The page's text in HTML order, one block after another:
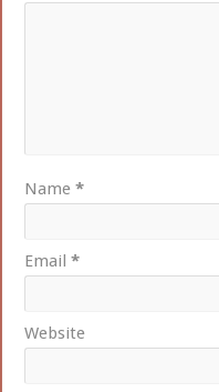
Name*
Email*
Website